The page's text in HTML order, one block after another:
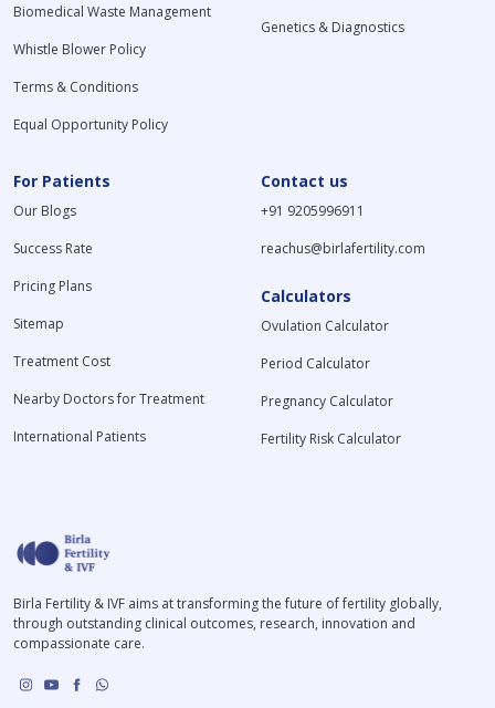
Biomedical Waste Management
Whistle Blower Policy
Terms & Conditions
Equal Opportunity Policy
Genetics & Diagnostics
For Patients
Our Blogs
Success Rate
Pricing Plans
Sitemap
Treatment Cost
Nearby Doctors for Treatment
International Patients
Contact us
+91 9205996911
reachus@birlafertility.com
Calculators
Ovulation Calculator
Period Calculator
Pregnancy Calculator
Fertility Risk Calculator
Birla Fertility & IVF aims at transforming the future of fertility globally,
through outstanding clinical outcomes, research, innovation and
compassionate care.